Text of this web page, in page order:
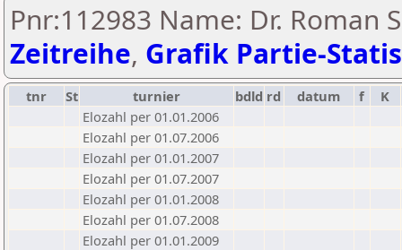
Pnr:112983 Name: Dr. Roman
Zeitreihe, Grafik Partie-
tnr St turnier bdld rd datum f
K
Elozahl per 01.01.2006
Elozahl per 01.07.2006
Elozahl per 01.01.2007
Elozahl per 01.07.2007
Elozahl per 01.01.2008
Elozahl per 01.07.2008
Elozahl per 01.01.2009